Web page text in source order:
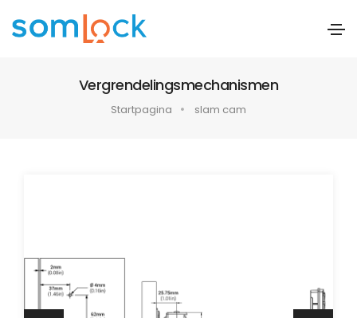
Vergrendelingsmechanismen
Startpagina slam cam